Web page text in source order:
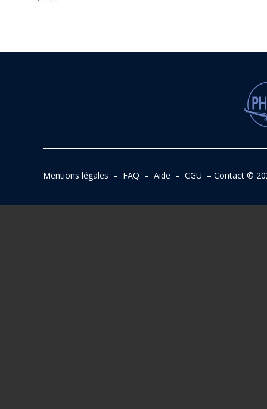
Mentions légales – FAQ – Aide – CGU – Contact©